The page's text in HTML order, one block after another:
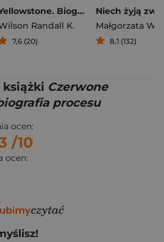
Yellowstone. Biografia parku
Randall K.
7,6 (20)
Małgorzata
8,1 (132)
książki Czerwone
procesu
ocen:
/10
ocen: